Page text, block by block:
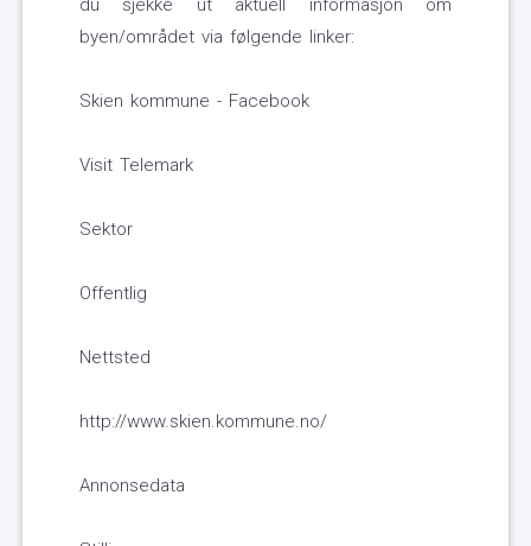
du sjekke ut aktuell informasjon om
byen/området via følgende linker:
Skien kommune - Facebook
Visit Telemark
Sektor
Offentlig
Nettsted
http://www.skien.kommune.no/
Annonsedata